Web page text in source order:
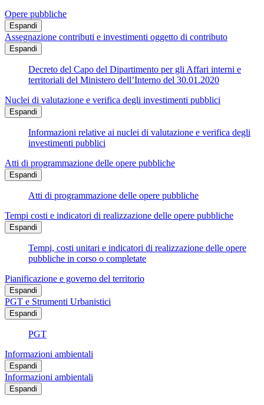
Opere pubbliche
Espandi
Assegnazione contributi e investimenti oggetto di contributo
Espandi
Decreto del Capo del Dipartimento per gli Affari interni e
territoriali del Ministero dell’Interno del 30.01.2020
Nuclei di valutazione e verifica degli investimenti pubblici
Espandi
Informazioni relative ai nuclei di valutazione e verifica degli
investimenti pubblici
Atti di programmazione delle opere pubbliche
Espandi
Atti di programmazione delle opere pubbliche
Tempi costi e indicatori di realizzazione delle opere pubbliche
Espandi
Tempi, costi unitari e indicatori di realizzazione delle opere
pubbliche in corso o completate
Pianificazione e governo del territorio
Espandi
PGT e Strumenti Urbanistici
Espandi
PGT
Informazioni ambientali
Espandi
Informazioni ambientali
Espandi